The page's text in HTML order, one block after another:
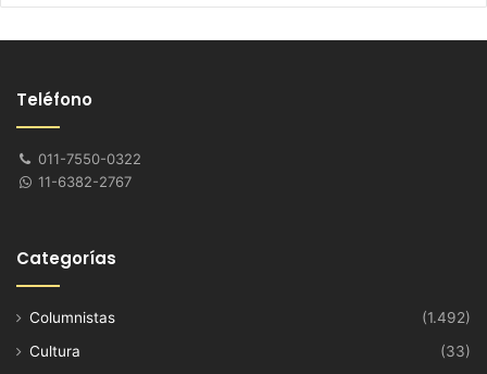
Teléfono
011-7550-0322
11-6382-2767
Categorías
Columnistas
(1.492)
Cultura
(33)